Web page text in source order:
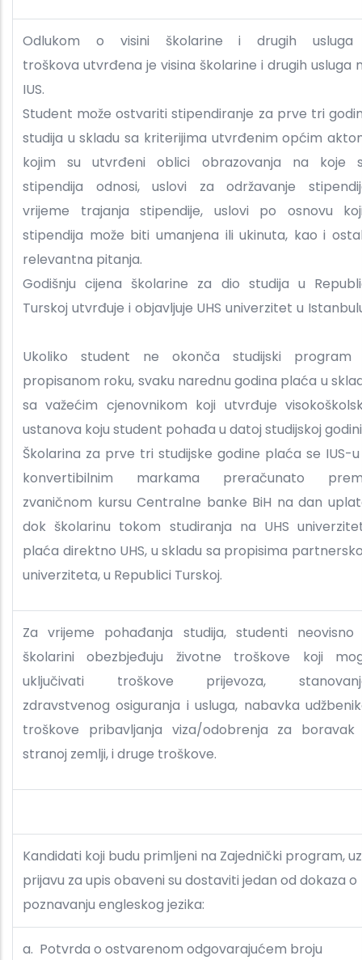
Odlukom o visini školarine i drugih
troškova utvrđena je visina školarine i drugih usluga
IUS.
Student može ostvariti stipendiranje za prve tri
studija u skladu sa kriterijima utvrđenim općim
kojim su utvrđeni oblici obrazovanja na koje
stipendija odnosi, uslovi za održavanje
vrijeme trajanja stipendije, uslovi po osnovu
stipendija može biti umanjena ili ukinuta, kao i
relevantna pitanja.
Godišnju cijena školarine za dio studija u
Turskoj utvrđuje i objavljuje UHS univerzitet u
Ukoliko student ne okonča studijski program
propisanom roku, svaku narednu godina plaća u
sa važećim cjenovnikom koji utvrđuje
ustanova koju student pohađa u datoj studijskoj
Školarina za prve tri studijske godine plaća se IUS-
konvertibilnim markama preračunato
zvaničnom kursu Centralne banke BiH na dan
dok školarinu tokom studiranja na UHS
plaća direktno UHS, u skladu sa propisima
univerziteta, u Republici Turskoj.
Za vrijeme pohađanja studija, studenti neovisno
školarini obezbjeđuju životne troškove koji
uključivati troškove prijevoza,
zdravstvenog osiguranja i usluga, nabavka
troškove pribavljanja viza/odobrenja za boravak
stranoj zemlji, i druge troškove.
Kandidati koji budu primljeni na Zajednički program, uz
prijavu za upis obaveni su dostaviti jedan od dokaza o
poznavanju engleskog jezika:
a. Potvrda o ostvarenom odgovarajućem broju